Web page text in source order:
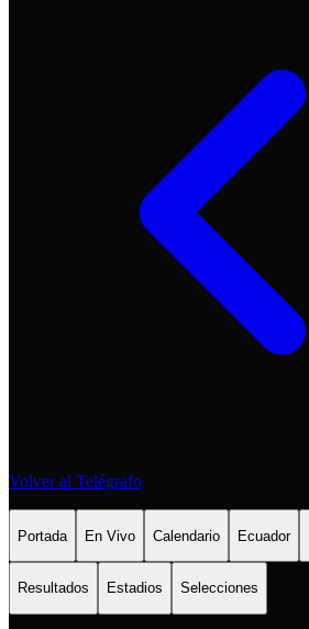
Volver al Telégrafo
Portada En Vivo Calendario Ecuador
Resultados Estadios Selecciones